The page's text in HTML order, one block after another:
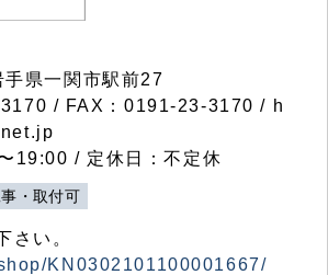
県一関市駅前27
/ FAX：0191-23-3170 / h
19:00 / 定休日：不定休
・取付可
さい。
KN0302101100001667/